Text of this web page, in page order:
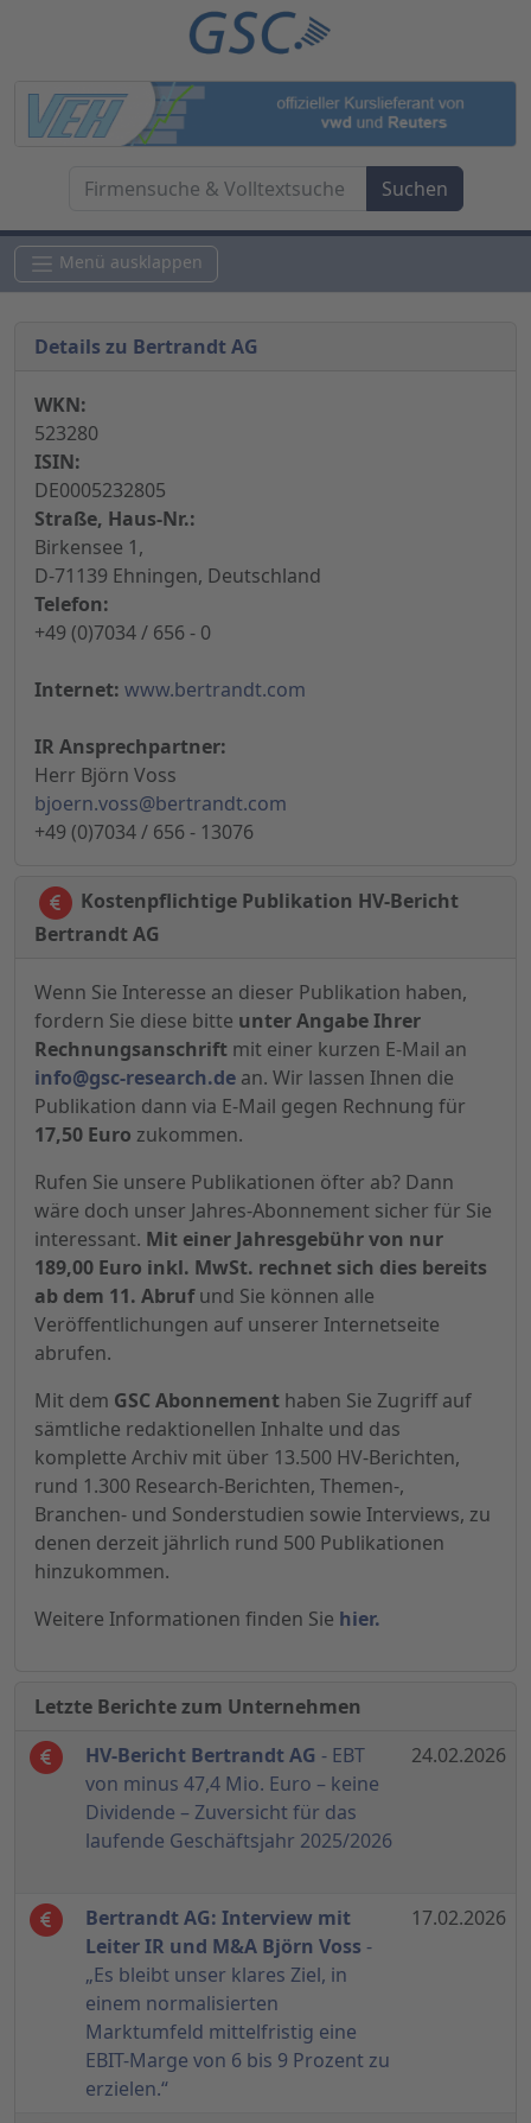
Menü ausklappen
Details zu Bertrandt AG
WKN:
523280
ISIN:
DE0005232805
Straße, Haus-Nr.:
Birkensee 1,
D-71139 Ehningen, Deutschland
Telefon:
+49 (0)7034 / 656 - 0
Internet: www.bertrandt.com
IR Ansprechpartner:
Herr Björn Voss
bjoern.voss@bertrandt.com
+49 (0)7034 / 656 - 13076
Kostenpflichtige Publikation HV-Bericht
Bertrandt AG
Wenn Sie Interesse an dieser Publikation haben,
fordern Sie diese bitte unter Angabe Ihrer
Rechnungsanschrift mit einer kurzen E-Mail an
info@gsc-research.de an. Wir lassen Ihnen die
Publikation dann via E-Mail gegen Rechnung für
17,50 Euro zukommen.
Rufen Sie unsere Publikationen öfter ab? Dann
wäre doch unser Jahres-Abonnement sicher für Sie
interessant. Mit einer Jahresgebühr von nur
189,00 Euro inkl. MwSt. rechnet sich dies bereits
ab dem 11. Abrufund Sie können alle
Veröffentlichungen auf unserer Internetseite
abrufen.
Mit dem GSC Abonnement haben Sie Zugriff auf
sämtliche redaktionellen Inhalte und das
komplette Archiv mit über 13.500 HV-Berichten,
rund 1.300 Research-Berichten, Themen-,
Branchen- und Sonderstudien sowie Interviews, zu
denen derzeit jährlich rund 500 Publikationen
hinzukommen.
Weitere Informationen finden Sie hier.
Letzte Berichte zum Unternehmen
HV-Bericht Bertrandt AG - EBT
von minus 47,4 Mio. Euro – keine
Dividende – Zuversicht für das
laufende Geschäftsjahr 2025/2026
24.02.2026
Bertrandt AG: Interview mit
Leiter IR und M&A Björn Voss -
„Es bleibt unser klares Ziel, in
einem normalisierten
Marktumfeld mittelfristig eine
EBIT-Marge von 6 bis 9 Prozent zu
erzielen.“
17.02.2026